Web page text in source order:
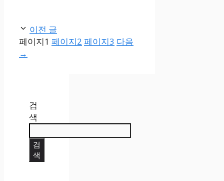
이전 글
페이지1 페이지2 페이지3 다음
→
검
색
검
색